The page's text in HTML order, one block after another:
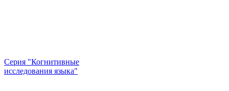
Серия "Когнитивные
исследования языка"